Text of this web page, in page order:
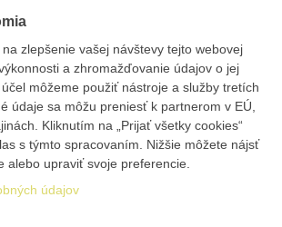
zlepšenie vašej návštevy tejto webovej
a zhromažďovanie údajov o jej
môžeme použiť nástroje a služby tretích
údaje sa môžu preniesť k partnerom v EÚ,
Kliknutím na „Prijať všetky cookies“
s týmto spracovaním. Nižšie môžete nájsť
alebo upraviť svoje preferencie.
údajov